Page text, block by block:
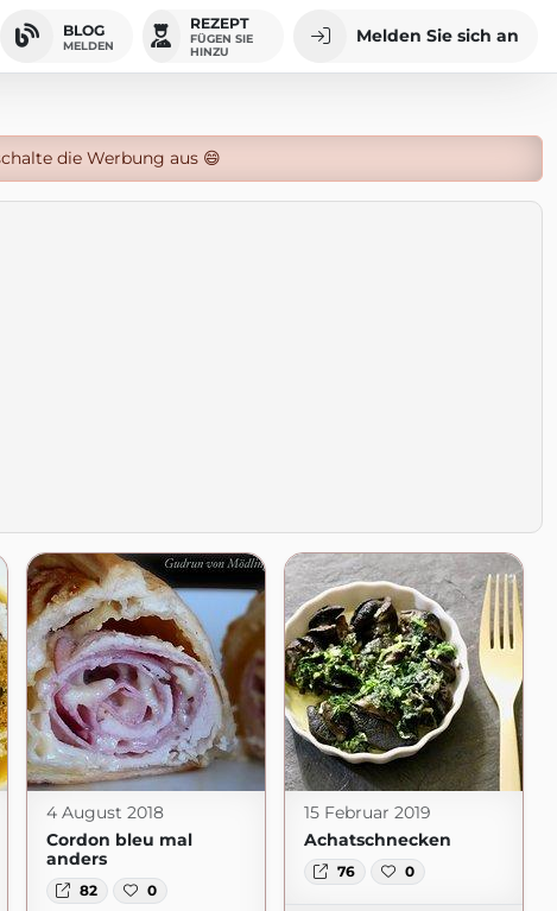
BLOG
MELDEN
REZEPT
FÜGEN SIE
HINZU
Melden Sie sich an
die Werbung aus 😄
4 August 2018
Cordon bleu mal
anders
82 0
15 Februar 2019
Achatschnecken
76 0